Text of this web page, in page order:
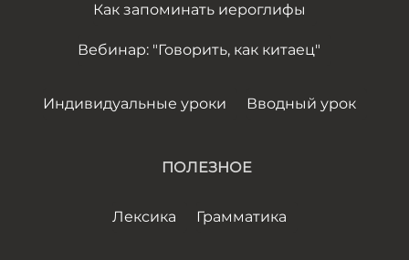
Как запоминать иероглифы
Вебинар: "Говорить, как китаец"
Индивидуальные уроки Вводный урок
ПОЛЕЗНОЕ
Лексика Грамматика